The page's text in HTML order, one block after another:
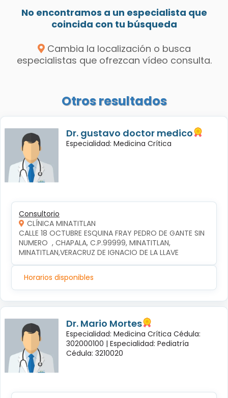
No encontramos a un especialista que
coincida con tu búsqueda
Cambia la localización o busca
especialistas que ofrezcan vídeo consulta.
Otros resultados
Dr. gustavo doctor medico
Especialidad: Medicina Crítica
Consultorio
CLÍNICA MINATITLAN
CALLE 18 OCTUBRE ESQUINA FRAY PEDRO DE GANTE SIN
NUMERO  , CHAPALA, C.P.99999, MINATITLAN,
MINATITLAN,VERACRUZ DE IGNACIO DE LA LLAVE
Horarios disponibles
Dr. Mario Mortes
Especialidad: Medicina Crítica Cédula:
302000100 | Especialidad: Pediatría
Cédula: 3210020